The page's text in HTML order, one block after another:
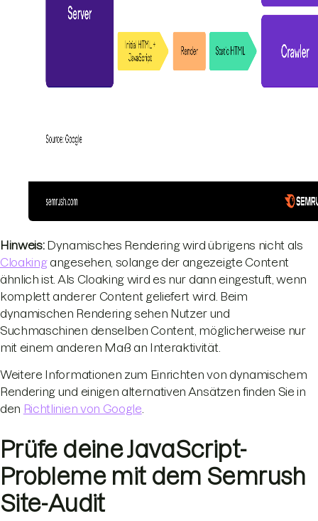
Hinweis:Dynamisches Rendering wird übrigens nicht als
Cloakingangesehen, solange der angezeigte Content
ähnlich ist. Als Cloaking wird es nur dann eingestuft, wenn
komplett anderer Content geliefert wird. Beim
dynamischen Rendering sehen Nutzer und
Suchmaschinen denselben Content, möglicherweise nur
mit einem anderen Maß an Interaktivität.
Weitere Informationen zum Einrichten von dynamischem
Rendering und einigen alternativen Ansätzen finden Sie in
den Richtlinien von Google
Prüfe deine JavaScript-
Probleme mit dem Semrush
Site-Audit